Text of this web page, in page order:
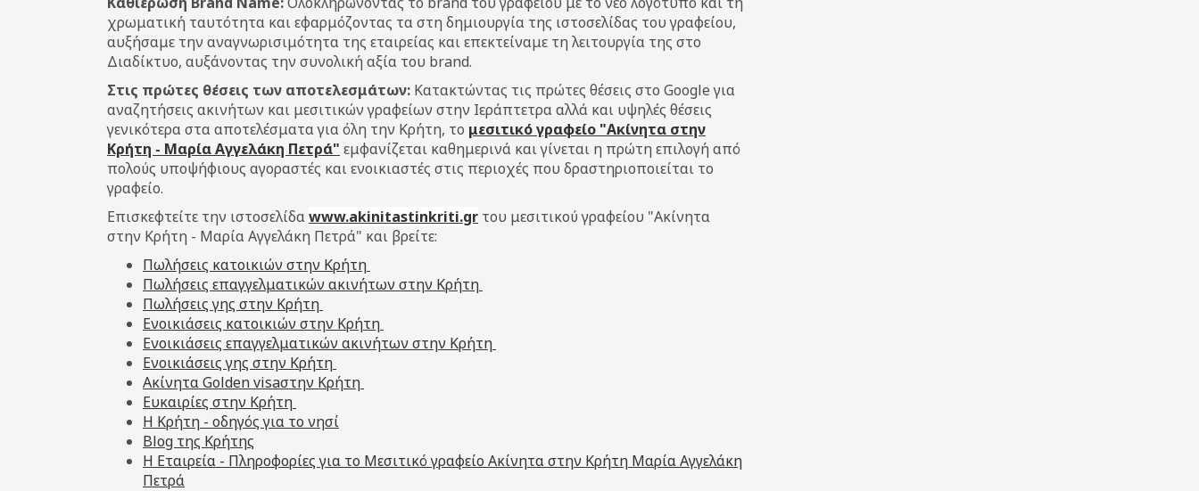
χρωματική ταυτότητα και εφαρμόζοντας τα στη δημιουργία της ιστοσελίδας του γραφείου,
αυξήσαμε την αναγνωρισιμότητα της εταιρείας και επεκτείναμε τη λειτουργία της στο
Διαδίκτυο, αυξάνοντας την συνολική αξία του brand.
Στις πρώτες θέσεις των αποτελεσμάτων: Κατακτώντας τις πρώτες θέσεις στο Google για
αναζητήσεις ακινήτων και μεσιτικών γραφείων στην Ιεράπτετρα αλλά και υψηλές θέσεις
γενικότερα στα αποτελέσματα για όλη την Κρήτη, το μεσιτικό γραφείο "Ακίνητα στην
Κρήτη - Μαρία Αγγελάκη Πετρά" εμφανίζεται καθημερινά και γίνεται η πρώτη επιλογή από
πολούς υποψήφιους αγοραστές και ενοικιαστές στις περιοχές που δραστηριοποιείται το
γραφείο.
Επισκεφτείτε την ιστοσελίδαwww.akinitastinkriti.gr του μεσιτικού γραφείου "Ακίνητα
στην Κρήτη - Μαρία Αγγελάκη Πετρά" και βρείτε:
Πωλήσεις κατοικιών στην Κρήτη
Πωλήσεις επαγγελματικών ακινήτων στην Κρήτη
Πωλήσεις γης στην Κρήτη
Ενοικιάσεις κατοικιών στην Κρήτη
Ενοικιάσεις επαγγελματικών ακινήτων στην Κρήτη
Ενοικιάσεις γης στην Κρήτη
Ακίνητα Golden visaστην Κρήτη
Ευκαιρίες στην Κρήτη
H Κρήτη - οδηγός για το νησί
Blog της Κρήτης
Η Εταιρεία - Πληροφορίες για το Μεσιτικό γραφείο Ακίνητα στην Κρήτη Μαρία Αγγελάκη
Πετρά